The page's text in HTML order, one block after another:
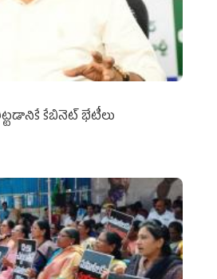
కేబినెట్‌ భేటీలు